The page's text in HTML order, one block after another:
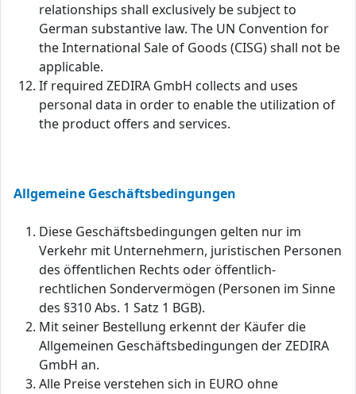
relationships shall exclusively be subject to
German substantive law. The UN Convention for
the International Sale of Goods (CISG) shall not be
applicable.
If required ZEDIRA GmbH collects and uses
personal data in order to enable the utilization of
the product offers and services.
Allgemeine Geschäftsbedingungen
Diese Geschäftsbedingungen gelten nur im
Verkehr mit Unternehmern, juristischen Personen
des öffentlichen Rechts oder öffentlich-
rechtlichen Sondervermögen (Personen im Sinne
des §310 Abs. 1 Satz 1 BGB).
Mit seiner Bestellung erkennt der Käufer die
Allgemeinen Geschäftsbedingungen der ZEDIRA
GmbH an.
Alle Preise verstehen sich in EURO ohne